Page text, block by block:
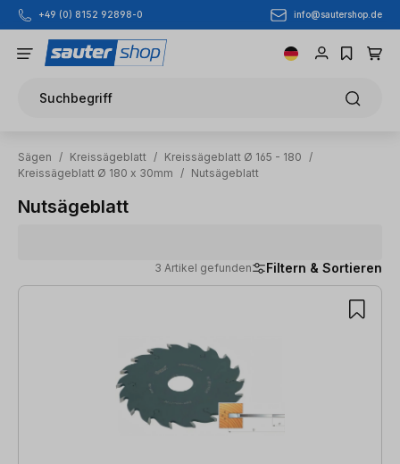
Zum Hauptinhalt springen
+49 (0) 8152 92898-0 info@sautershop.de
Suchbegriff
Sägen / Kreissägeblatt / Kreissägeblatt Ø 165 - 180
/
Kreissägeblatt Ø 180 x 30mm
/ Nutsägeblatt
Nutsägeblatt
3 Artikel gefunden Filtern & Sortieren
3 Artikel gefunden